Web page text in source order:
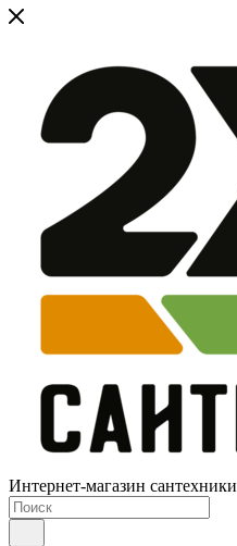
Интернет-магазин сантехники